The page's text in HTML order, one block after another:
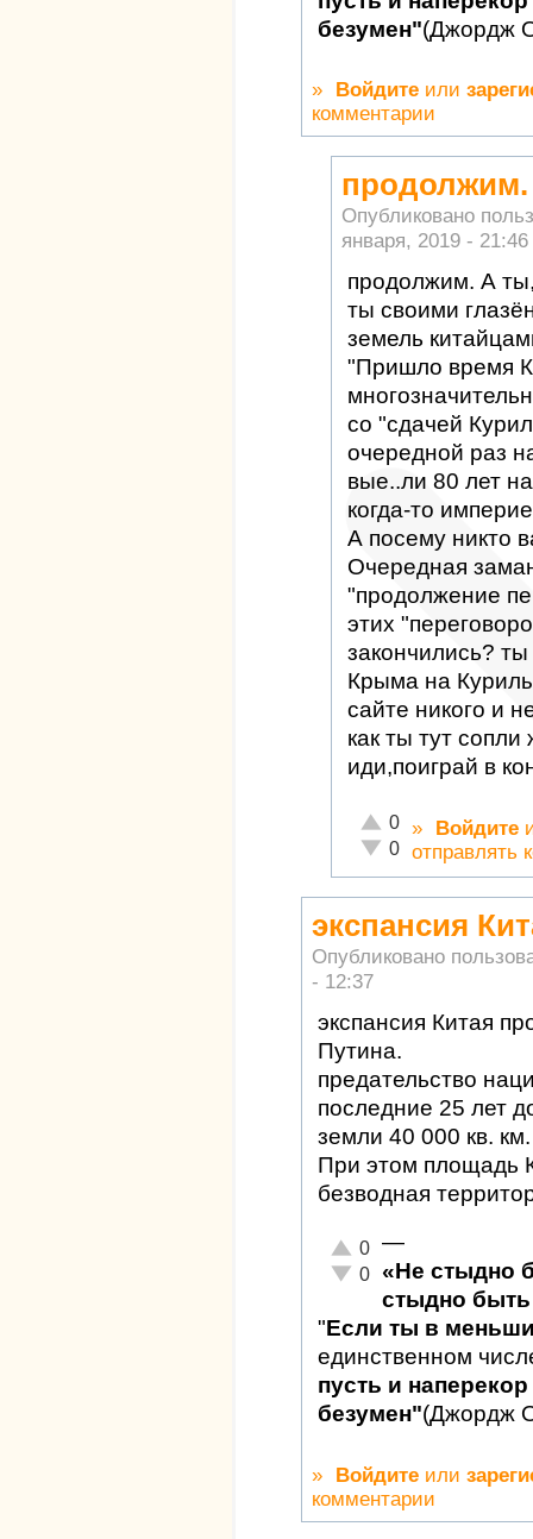
безумен"(Джордж
» Войдите или
комментарии
продолжим.
Опубликовано
января, 2019 - 21:46
продолжим. А
ты своими
земель
"Пришло время
со "сдачей
очередной раз
вые..ли 80 лет
когда-то
А посему никто
Очередная
"продолжение
этих
закончились?
Крыма на
сайте никого и
как ты тут
иди,поиграй в
Отлично!
0
Неадекватно!
0
» Войдите
отправлять
экспансия
Опубликовано
- 12:37
экспансия Китая
Путина.
предательство
последние 25 лет
земли 40 000 кв. км.
При этом площадь
безводная
Отлично!
0
Неадекватно!
0
—
«Не стыдно
стыдно быть
"Если ты в
единственном
пусть и
безумен"(Джордж
» Войдите или
комментарии